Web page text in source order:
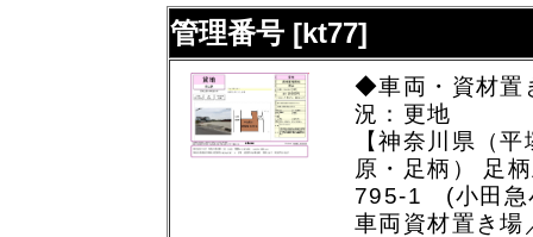
管理番号 [kt77]
◆車両・資材置
況：更地
【神奈川県（
原・足柄） 足
795-1 (小田急
車両資材置き場